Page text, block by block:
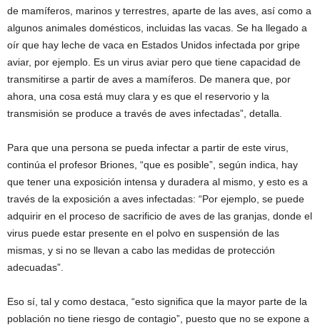
de mamíferos, marinos y terrestres, aparte de las aves, así como a
algunos animales domésticos, incluidas las vacas. Se ha llegado a
oír que hay leche de vaca en Estados Unidos infectada por gripe
aviar, por ejemplo. Es un virus aviar pero que tiene capacidad de
transmitirse a partir de aves a mamíferos. De manera que, por
ahora, una cosa está muy clara y es que el reservorio y la
transmisión se produce a través de aves infectadas”, detalla.
Para que una persona se pueda infectar a partir de este virus,
continúa el profesor Briones, “que es posible”, según indica, hay
que tener una exposición intensa y duradera al mismo, y esto es a
través de la exposición a aves infectadas: “Por ejemplo, se puede
adquirir en el proceso de sacrificio de aves de las granjas, donde el
virus puede estar presente en el polvo en suspensión de las
mismas, y si no se llevan a cabo las medidas de protección
adecuadas”.
Eso sí, tal y como destaca, “esto significa que la mayor parte de la
población no tiene riesgo de contagio”, puesto que no se expone a